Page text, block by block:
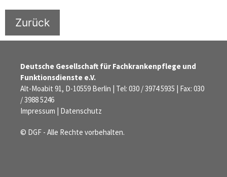
Zurück
Deutsche Gesellschaft für Fachkrankenpflege und
Funktionsdienste e.V.
Alt-Moabit 91, D-10559 Berlin | Tel: 030 / 3974 5935 | Fax: 030
/ 3988 5246
Impressum | Datenschutz
© DGF - Alle Rechte vorbehalten.